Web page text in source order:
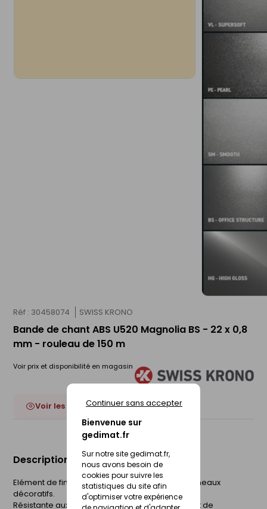
Bienvenue sur
gedimat.fr
Sur notre site gedimat.fr,
nous avons besoin de
cookies pour suivre les
statistiques du site afin
d'optimiser votre expérience
Continuer sans accepter
Réf : 30458074 SWISS KRONO
Bande de chant ABS U520 Magnolia BS - 22 x 0,8
mm - rouleau de 150 m
Voir prix et disponibilité en magasin
Voir les 52 déclinaisons
Description du produit
Elément de finition utilisé sur les chants des panneaux
décoratifs.
Résistante aux chocs, la bande de chant permet de